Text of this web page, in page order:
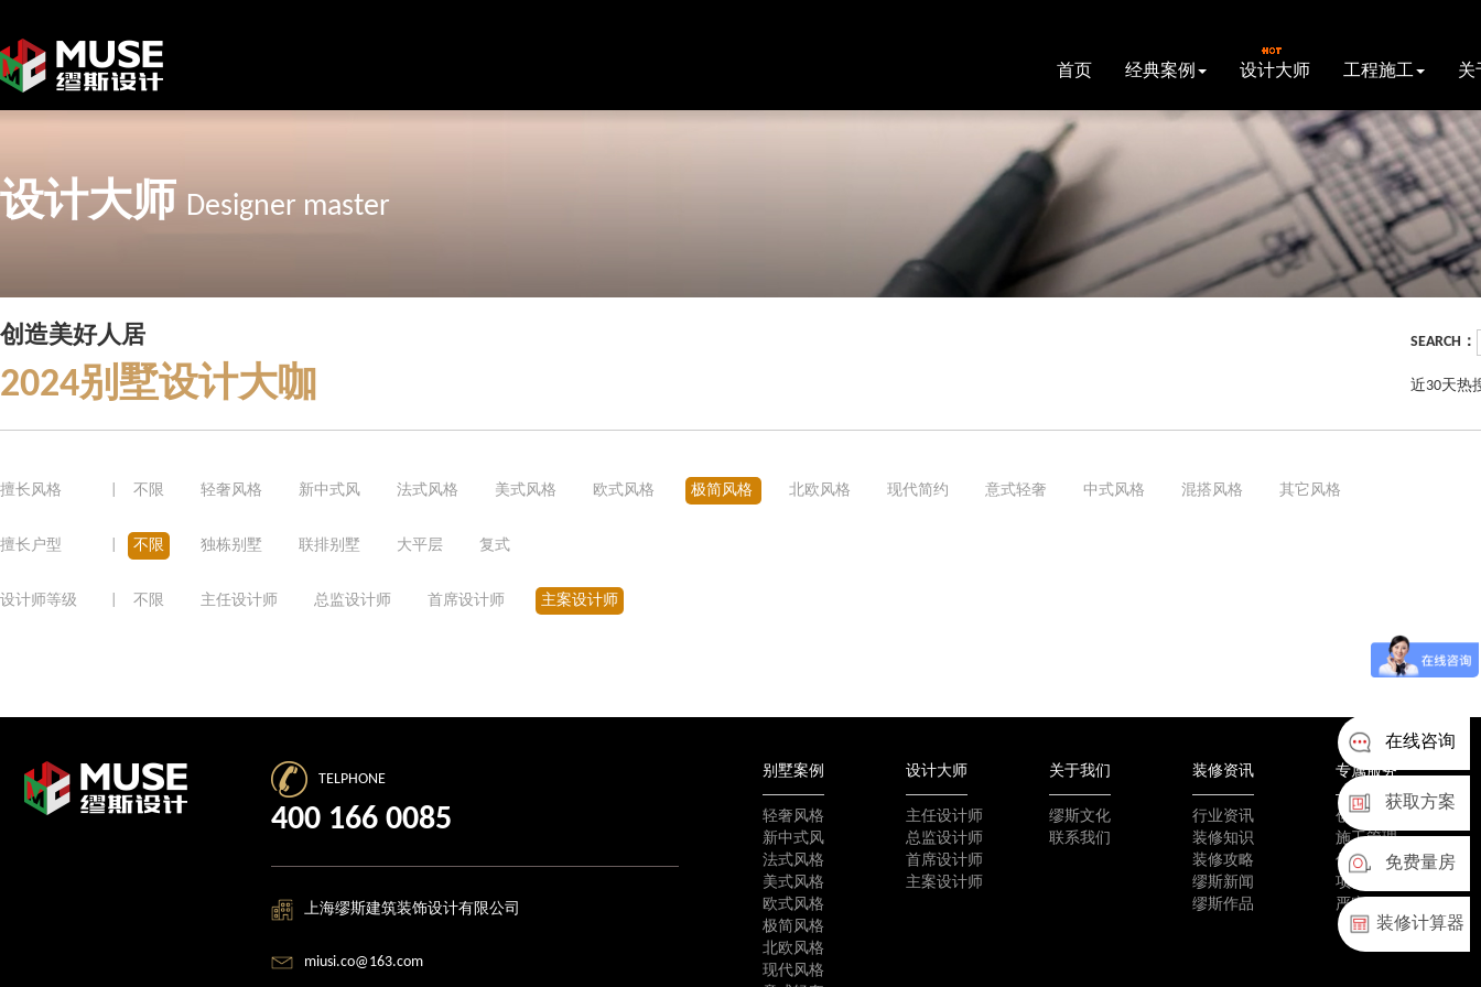
首页 经典案例 设计大师 工程施工 关
在线咨询
获取方案
免费量房
装修计算器
设计大师 Designer master
创造美好人居
2024别墅设计大咖
SEARCH：
近30天热
擅长风格 不限 轻奢风格 新中式风 法式风格 美式风格 欧式风格 极简风格 北欧风格 现代简约 意式轻奢 中式风格 混搭风格 其它风格
擅长户型 不限 独栋别墅 联排别墅 大平层 复式
设计师等级 不限 主任设计师 总监设计师 首席设计师 主案设计师
TELPHONE
400 166 0085
上海缪斯建筑装饰设计有限公司
miusi.co@163.com
别墅案例
轻奢风格
新中式风
法式风格
美式风格
欧式风格
极简风格
北欧风格
现代风格
设计大师
主任设计师
总监设计师
首席设计师
主案设计师
关于我们
缪斯文化
联系我们
装修资讯
行业资讯
装修知识
装修攻略
缪斯新闻
缪斯作品
专属服务
创新工艺
施工管理
优质选材
项目团队
严密验收